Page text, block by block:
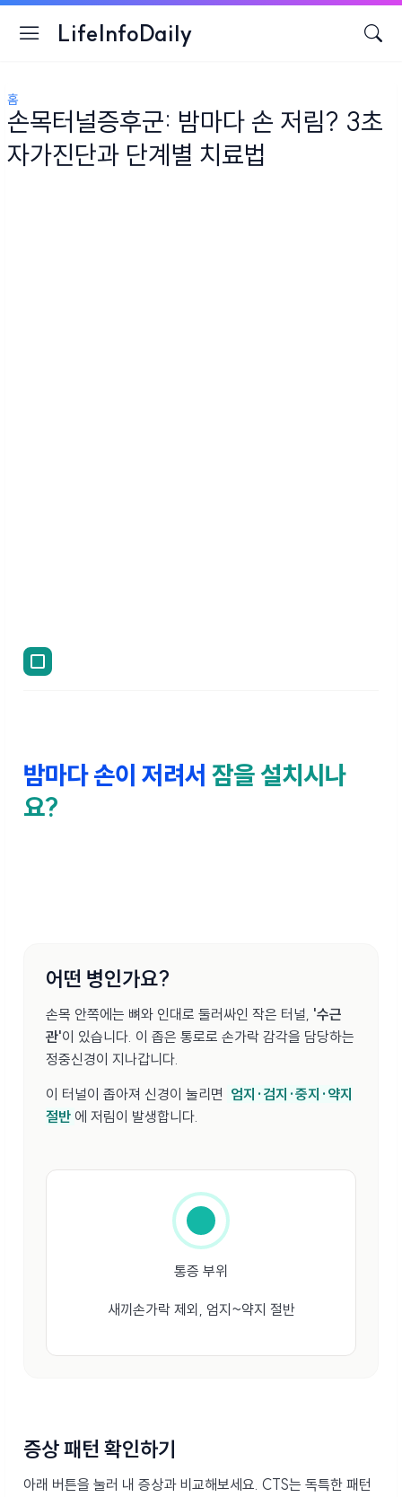
LifeInfoDaily
홈
손목터널증후군: 밤마다 손 저림? 3초
자가진단과 단계별 치료법
밤마다 손이 저려서 잠을 설치시나
요?
어떤 병인가요?
손목 안쪽에는 뼈와 인대로 둘러싸인 작은 터널, '수근
관'이 있습니다. 이 좁은 통로로 손가락 감각을 담당하는
정중신경이 지나갑니다.
이 터널이 좁아져 신경이 눌리면 엄지·검지·중지·약지
절반 에 저림이 발생합니다.
통증 부위
새끼손가락 제외, 엄지~약지 절반
증상 패턴 확인하기
아래 버튼을 눌러 내 증상과 비교해보세요. CTS는 독특한 패턴